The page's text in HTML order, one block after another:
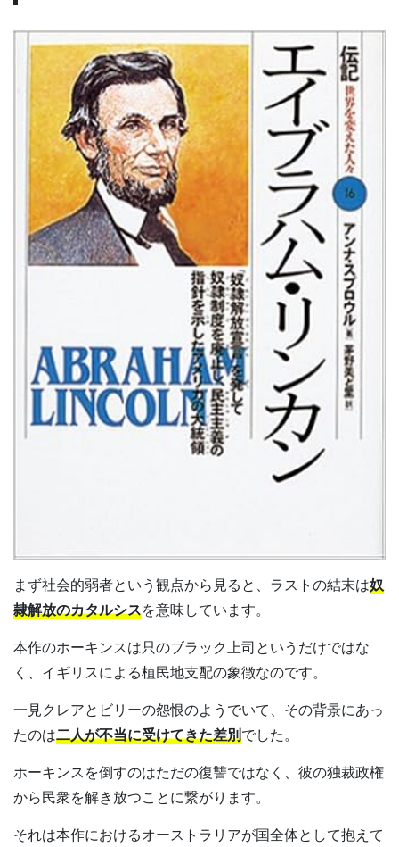
まず社会的弱者という観点から見ると、ラストの結末は奴
隷解放のカタルシスを意味しています。
本作のホーキンスは只のブラック上司というだけではな
く、イギリスによる植民地支配の象徴なのです。
一見クレアとビリーの怨恨のようでいて、その背景にあっ
たのは二人が不当に受けてきた差別でした。
ホーキンスを倒すのはただの復讐ではなく、彼の独裁政権
から民衆を解き放つことに繋がります。
それは本作におけるオーストラリアが国全体として抱えて